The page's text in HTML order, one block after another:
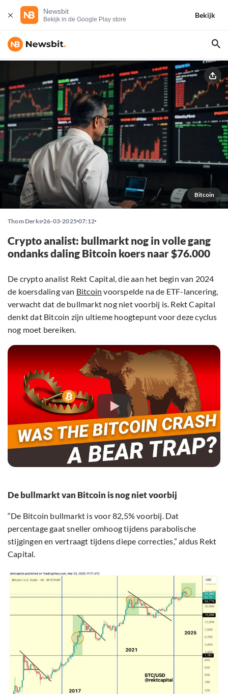
Newsbit
Bekijk in de Google Play store
Bekijk
Bitcoin
Thom Derks 26-03-2025 07:12
Crypto analist: bullmarkt nog in volle gang
ondanks daling Bitcoin koers naar $76.000
De crypto analist Rekt Capital, die aan het begin van 2024
de koersdaling van Bitcoin voorspelde na de ETF-lancering,
verwacht dat de bullmarkt nog niet voorbij is. Rekt Capital
denkt dat Bitcoin zijn ultieme hoogtepunt voor deze cyclus
nog moet bereiken.
De bullmarkt van Bitcoin is nog niet voorbij
“De Bitcoin bullmarkt is voor 82,5% voorbij. Dat
percentage gaat sneller omhoog tijdens parabolische
stijgingen en vertraagt tijdens diepe correcties,” aldus Rekt
Capital.